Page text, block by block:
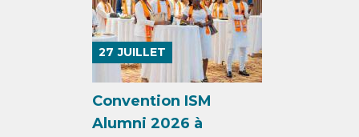
Groupe
27 JUILLET
Convention ISM
Alumni 2026 à